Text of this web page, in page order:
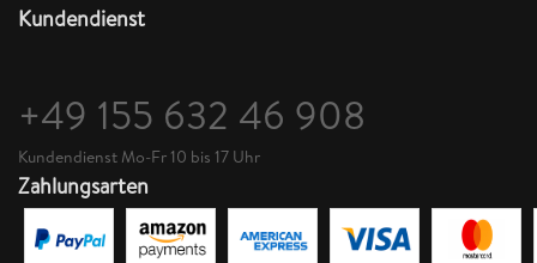
Kundendienst
+49 155 632 46 908
Kundendienst Mo-Fr 10 bis 17 Uhr
Zahlungsarten